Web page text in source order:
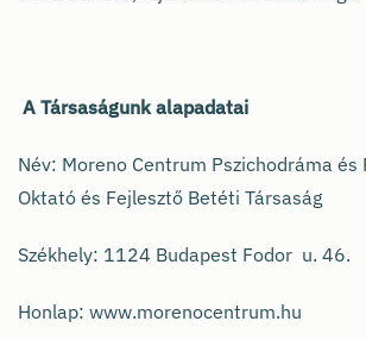
A Társaságunk alapadatai
Név: Moreno Centrum Pszichodráma és
Oktató és Fejlesztő Betéti Társaság
Székhely: 1124 Budapest Fodor u. 46.
Honlap: www.morenocentrum.hu